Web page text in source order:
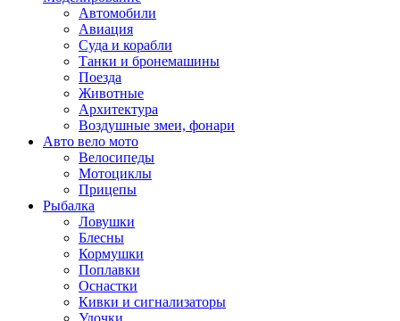
Автомобили
Авиация
Суда и корабли
Танки и бронемашины
Поезда
Животные
Архитектура
Воздушные змеи, фонари
Авто вело мото
Велосипеды
Мотоциклы
Прицепы
Рыбалка
Ловушки
Блесны
Кормушки
Поплавки
Оснастки
Кивки и сигнализаторы
Удочки